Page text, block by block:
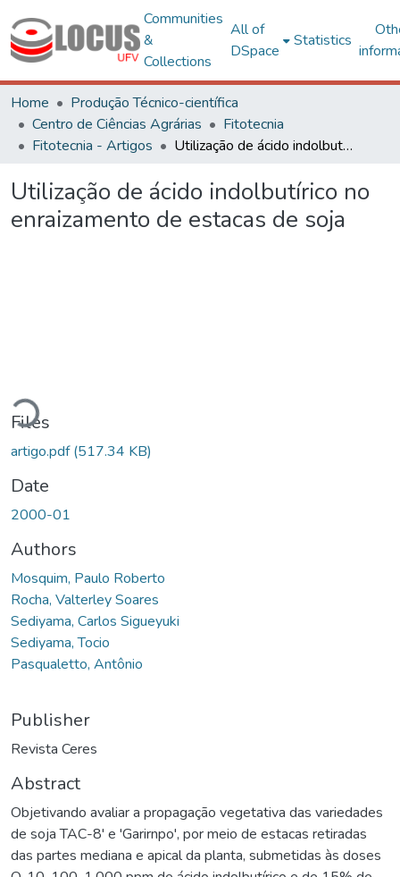
Communities
&
Collections
All of
DSpace
Statistics
Home
Produção Técnico-científica
Centro de Ciências Agrárias
Fitotecnia
Fitotecnia - Artigos
Utilização de ácido indolbutírico no enraizamento de estacas de soja
Utilização de ácido indolbutírico no
enraizamento de estacas de soja
Loading...
Files
artigo.pdf(517.34 KB)
Date
2000-01
Authors
Mosquim, Paulo Roberto
Rocha, Valterley Soares
Sediyama, Carlos Sigueyuki
Sediyama, Tocio
Pasqualetto, Antônio
Publisher
Revista Ceres
Abstract
Objetivando avaliar a propagação vegetativa das variedades
de soja TAC-8' e 'Garirnpo', por meio de estacas retiradas
das partes mediana e apical da planta, submetidas às doses